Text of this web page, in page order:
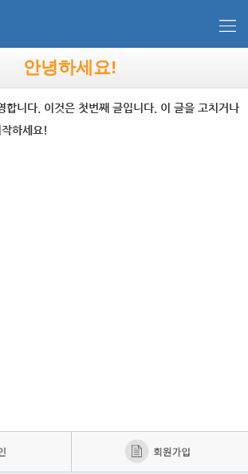
안녕하세요!
합니다. 이것은 첫번째 글입니다. 이 글을 고치거나
하세요!